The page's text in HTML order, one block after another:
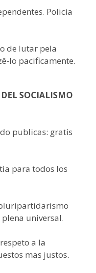
Policia
de lutar pela
lo pacificamente.
SOCIALISMO
publicas: gratis
para todos los
universal.
a la
mas justos.